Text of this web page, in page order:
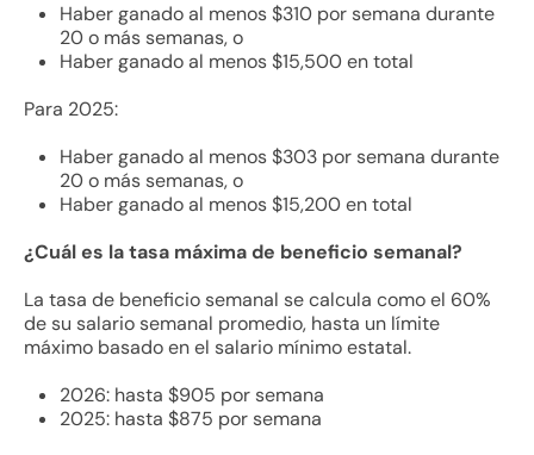
Haber ganado al menos $310 por semana durante
20 o más semanas, o
Haber ganado al menos $15,500 en total
Para 2025:
Haber ganado al menos $303 por semana durante
20 o más semanas, o
Haber ganado al menos $15,200 en total
¿Cuál es la tasa máxima de beneficio semanal?
La tasa de beneficio semanal se calcula como el 60%
de su salario semanal promedio, hasta un límite
máximo basado en el salario mínimo estatal.
2026: hasta $905 por semana
2025: hasta $875 por semana